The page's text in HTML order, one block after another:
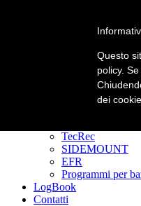
Padi Freediver
TecRec
SIDEMOUNT
EFR
Programmi per
LogBook
Contatti
Questo
policy.
dei cookie.